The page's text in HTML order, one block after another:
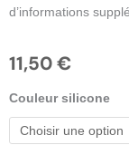
d’informations
11,50€
Couleur silicone
quantité
de
Boucles